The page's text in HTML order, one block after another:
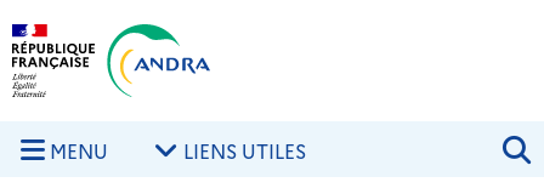
Aller au contenu principal
MENU LIENS UTILES